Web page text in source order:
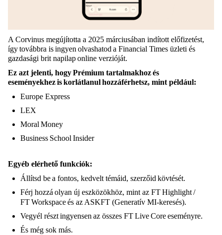
A Corvinus megújította a 2025 márciusában indított előfizetést,
így továbbra is ingyen olvashatod a Financial Times üzleti és
gazdasági brit napilap online verzióját.
Ez azt jelenti, hogy Prémium tartalmakhoz és
eseményekhez is korlátlanul hozzáférhetsz, mint például:
Europe Express
LEX
Moral Money
Business School Insider
Egyéb elérhető funkciók:
Állítsd be a fontos, kedvelt témáid, szerzőid kövtését.
Férj hozzá olyan új eszközökhöz, mint az FT Highlight /
FT Workspace és az ASKFT (Generatív MI-keresés).
Vegyél részt ingyensen az összes FT Live Core eseményre.
És még sok más.